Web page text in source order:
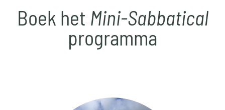
Boek het Mini-Sabbatical
programma